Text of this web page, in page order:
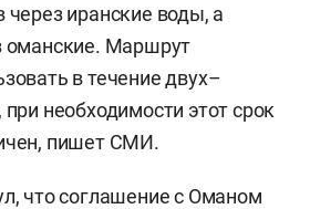
через иранские воды, а
оманские. Маршрут
в течение двух–
необходимости этот срок
пишет СМИ.
что соглашение с Оманом